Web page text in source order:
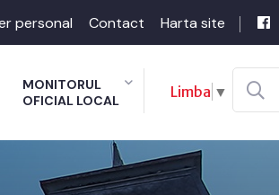
personal Contact Harta site
MONITORUL
OFICIAL LOCAL
Limba ▼